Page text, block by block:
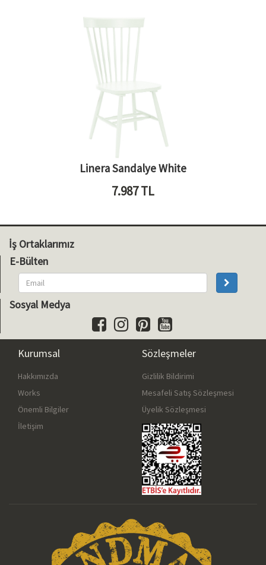
Linera Sandalye White
7.987TL
İş Ortaklarımız
E-Bülten
Sosyal Medya
Kurumsal
Hakkımızda
Works
Önemli Bilgiler
İletişim
Sözleşmeler
Gizlilik Bildirimi
Mesafeli Satış Sözleşmesi
Üyelik Sözleşmesi